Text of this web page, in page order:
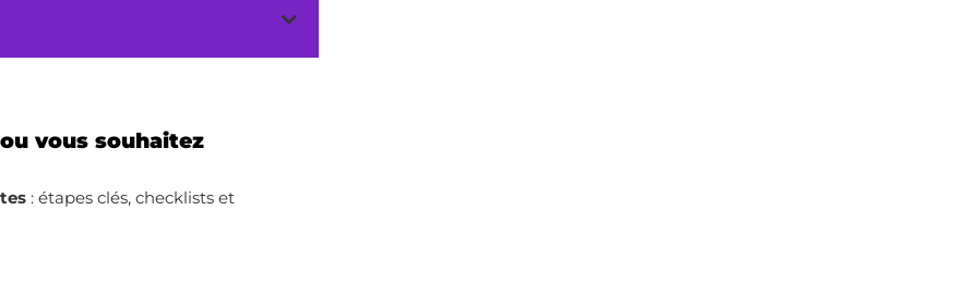
vous souhaitez
: étapes clés, checklists et